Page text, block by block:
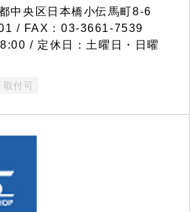
央区日本橋小伝馬町8-6
/ FAX：03-3661-7539
/ 定休日：土曜日・日曜
取付可